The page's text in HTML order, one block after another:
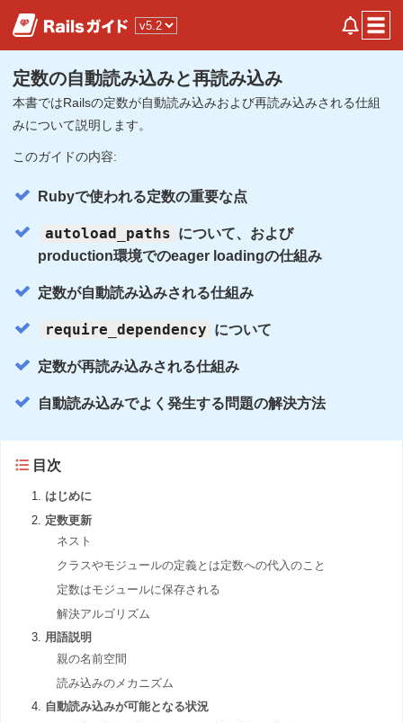
定数の自動読み込みと再読み込み
本書ではRailsの定数が自動読み込みおよび再読み込みされる仕組
みについて説明します。
このガイドの内容:
Rubyで使われる定数の重要な点
autoload_paths について、および
production環境でのeager loadingの仕組み
定数が自動読み込みされる仕組み
require_dependency について
定数が再読み込みされる仕組み
自動読み込みでよく発生する問題の解決方法
目次
はじめに
定数更新
ネスト
クラスやモジュールの定義とは定数への代入のこと
定数はモジュールに保存される
解決アルゴリズム
用語説明
親の名前空間
読み込みのメカニズム
自動読み込みが可能となる状況